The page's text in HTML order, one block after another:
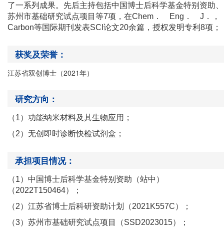
了一系列成果。先后主持包括中国博士后科学基金特别资助、
苏州市基础研究试点项目等7项，在Chem． Eng． J．，
Carbon等国际期刊发表SCI论文20余篇，授权发明专利8项；
获奖及荣誉：
江苏省双创博士（2021年）
研究方向：
（1）功能纳米材料及其生物应用；
（2）无创即时诊断快检试剂盒；
承担项目情况：
（1）中国博士后科学基金特别资助（站中）
（2022T150464）；
（2）江苏省博士后科研资助计划（2021K557C）；
（3）苏州市基础研究试点项目（SSD2023015）；